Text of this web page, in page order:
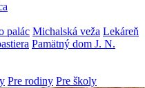
palác Michalská veža Lekáreň
Pamätný dom J. N.
Pre rodiny Pre školy